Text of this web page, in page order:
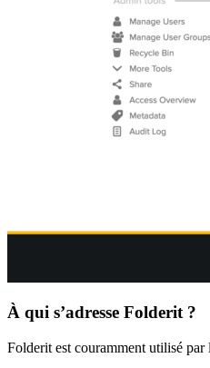
À qui s’adresse Folderit ?
Folderit est couramment utilisé par